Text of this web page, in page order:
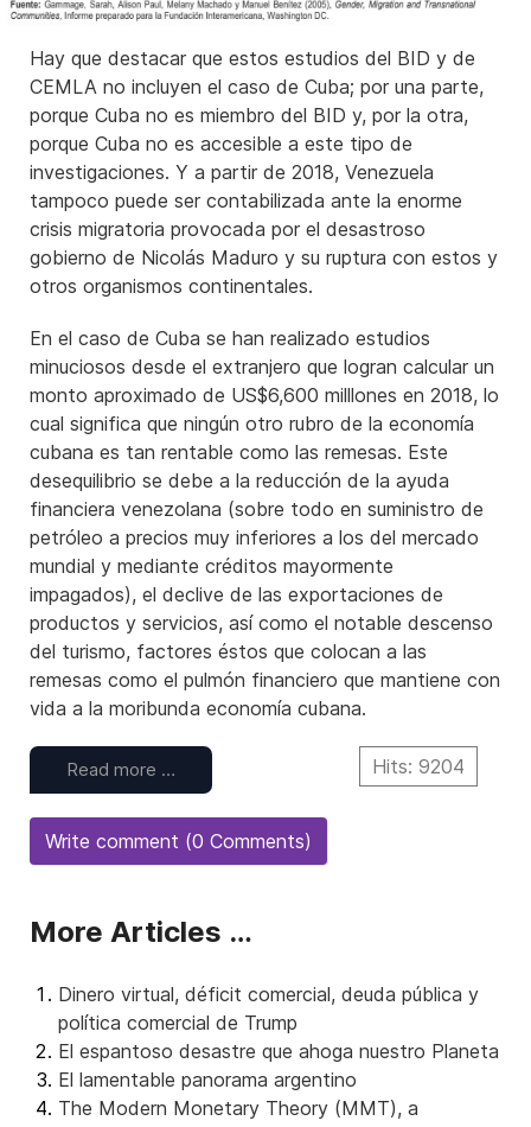
Hay que destacar que estos estudios del BID y de
CEMLA no incluyen el caso de Cuba; por una parte,
porque Cuba no es miembro del BID y, por la otra,
porque Cuba no es accesible a este tipo de
investigaciones. Y a partir de 2018, Venezuela
tampoco puede ser contabilizada ante la enorme
crisis migratoria provocada por el desastroso
gobierno de Nicolás Maduro y su ruptura con estos y
otros organismos continentales.
En el caso de Cuba se han realizado estudios
minuciosos desde el extranjero que logran calcular un
monto aproximado de US$6,600 milllones en 2018, lo
cual significa que ningún otro rubro de la economía
cubana es tan rentable como las remesas. Este
desequilibrio se debe a la reducción de la ayuda
financiera venezolana (sobre todo en suministro de
petróleo a precios muy inferiores a los del mercado
mundial y mediante créditos mayormente
impagados), el declive de las exportaciones de
productos y servicios, así como el notable descenso
del turismo, factores éstos que colocan a las
remesas como el pulmón financiero que mantiene con
vida a la moribunda economía cubana.
Read more … Hits: 9204
Write comment (0 Comments)
More Articles …
Dinero virtual, déficit comercial, deuda pública y
política comercial de Trump
El espantoso desastre que ahoga nuestro Planeta
El lamentable panorama argentino
The Modern Monetary Theory (MMT), a